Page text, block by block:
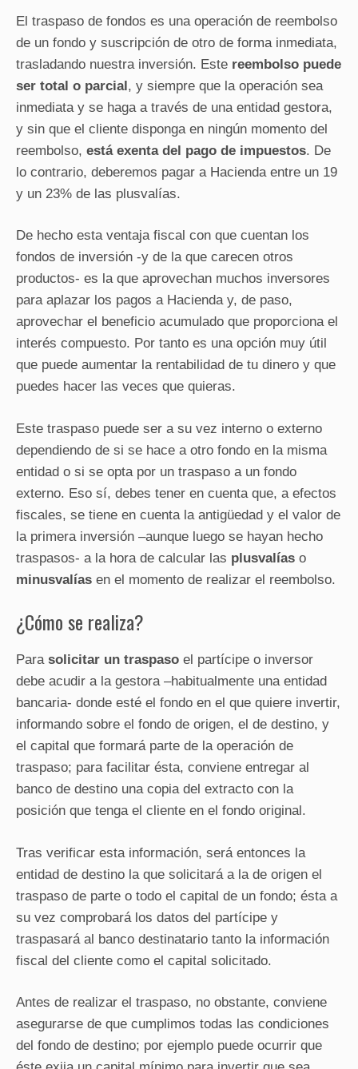
El traspaso de fondos es una operación de reembolso
de un fondo y suscripción de otro de forma inmediata,
trasladando nuestra inversión. Este reembolso puede
ser total o parcial, y siempre que la operación sea
inmediata y se haga a través de una entidad gestora,
y sin que el cliente disponga en ningún momento del
reembolso, está exenta del pago de impuestos. De
lo contrario, deberemos pagar a Hacienda entre un 19
y un 23% de las plusvalías.
De hecho esta ventaja fiscal con que cuentan los
fondos de inversión -y de la que carecen otros
productos- es la que aprovechan muchos inversores
para aplazar los pagos a Hacienda y, de paso,
aprovechar el beneficio acumulado que proporciona el
interés compuesto. Por tanto es una opción muy útil
que puede aumentar la rentabilidad de tu dinero y que
puedes hacer las veces que quieras.
Este traspaso puede ser a su vez interno o externo
dependiendo de si se hace a otro fondo en la misma
entidad o si se opta por un traspaso a un fondo
externo. Eso sí, debes tener en cuenta que, a efectos
fiscales, se tiene en cuenta la antigüedad y el valor de
la primera inversión –aunque luego se hayan hecho
traspasos- a la hora de calcular las plusvalías o
minusvalías en el momento de realizar el reembolso.
¿Cómo se realiza?
Para solicitar un traspaso el partícipe o inversor
debe acudir a la gestora –habitualmente una entidad
bancaria- donde esté el fondo en el que quiere invertir,
informando sobre el fondo de origen, el de destino, y
el capital que formará parte de la operación de
traspaso; para facilitar ésta, conviene entregar al
banco de destino una copia del extracto con la
posición que tenga el cliente en el fondo original.
Tras verificar esta información, será entonces la
entidad de destino la que solicitará a la de origen el
traspaso de parte o todo el capital de un fondo; ésta a
su vez comprobará los datos del partícipe y
traspasará al banco destinatario tanto la información
fiscal del cliente como el capital solicitado.
Antes de realizar el traspaso, no obstante, conviene
asegurarse de que cumplimos todas las condiciones
del fondo de destino; por ejemplo puede ocurrir que